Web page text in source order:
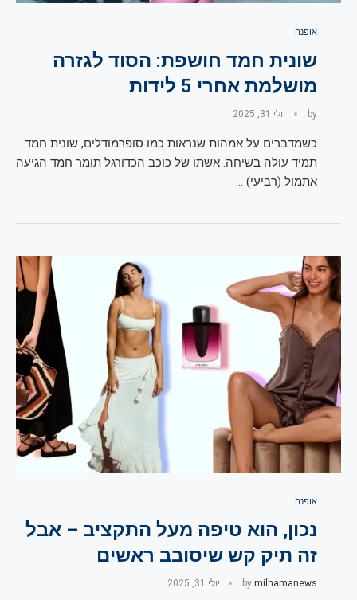
אופנה
שונית חמד חושפת: הסוד לגזרה
מושלמת אחרי 5 לידות
by יולי 31, 2025
כשמדברים על אמהות שנראות כמו סופרמודלים, שונית חמד
תמיד עולה בשיחה. אשתו של כוכב הכדורגל תומר חמד הגיעה
אתמול (רביעי) …
אופנה
נכון, הוא טיפה מעל התקציב – אבל
זה תיק קש שיסובב ראשים
by milhamanews יולי 31, 2025